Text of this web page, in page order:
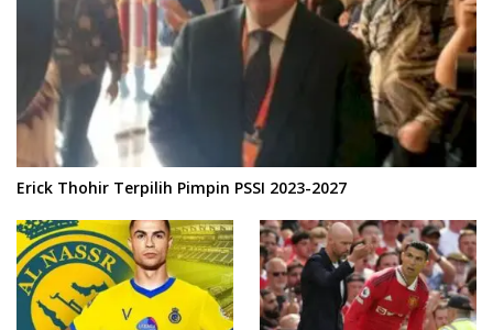
Erick Thohir Terpilih Pimpin PSSI 2023-2027